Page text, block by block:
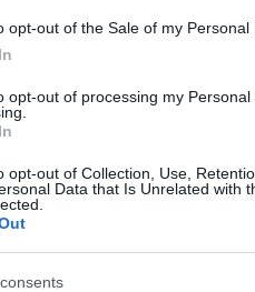
opt-out of the Sale of my Personal
opt-out of processing my Personal
opt-out of Collection, Use,
Data that Is Unrelated with
Antifasiszta
valamint Prága utcái és
már hiába kereste. Két
emelte: tényszerű,
kereső, nyughatatlan
kirekesztettek felé forduló
is épp olyan tanulságos,